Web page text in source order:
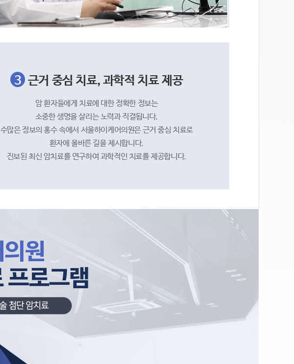
3 근거 중심 치료, 과학적 치료 제공
암 환자들에게 치료에 대한 정확한 정보는
소중한 생명을 살리는 노력과 직결됩니다.
수많은 정보의 홍수 속에서 서울하이케어의원은 근거 중심 치료로
환자에 올바른 길을 제시합니다.
진보된 최신 암치료를 연구하여 과학적인 치료를 제공합니다.